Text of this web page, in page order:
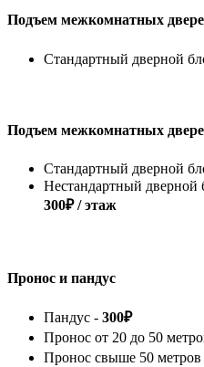
Подъем межкомнатных
Стандартный дверной
Подъем межкомнатных
Стандартный дверной
Нестандартный дверной
300₽ / этаж
Пронос и пандус
Пандус - 300₽
Пронос от 20 до 50
Пронос свыше 50 метров